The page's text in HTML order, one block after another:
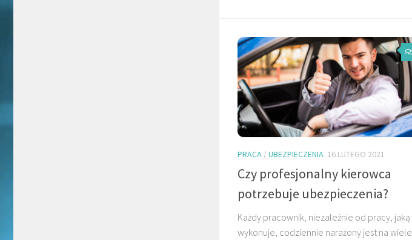
PRACA /UBEZPIECZENIA 16 LUTEGO 2021
Czy profesjonalny kierowca
potrzebuje ubezpieczenia?
Każdy pracownik, niezależnie od pracy, jaką
wykonuje, codziennie narażony jest na wiele